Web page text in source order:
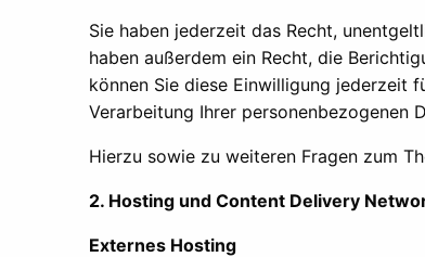
Sie haben jederzeit das Recht,
haben außerdem ein Recht, die
können Sie diese Einwilligung jederzeit
Verarbeitung Ihrer personenbezogenen
Hierzu sowie zu weiteren Fragen zum
2. Hosting und Content Delivery
Externes Hosting